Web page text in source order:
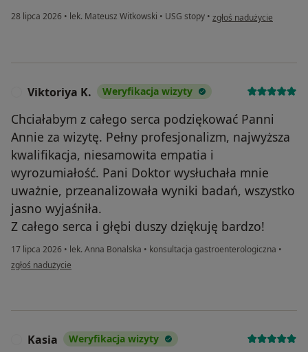
28 lipca 2026 • lek. Mateusz Witkowski • USG stopy • w opinii użytkownika
zgłoś nadużycie
Viktoriya K. Weryfikacja wizyty
Chciałabym z całego serca podziękować Panni
Annie za wizytę. Pełny profesjonalizm, najwyższa
kwalifikacja, niesamowita empatia i
wyrozumiałość. Pani Doktor wysłuchała mnie
uważnie, przeanalizowała wyniki badań, wszystko
jasno wyjaśniła.
Z całego serca i głębi duszy dziękuję bardzo!
17 lipca 2026 • lek. Anna Bonalska • konsultacja gastroenterologiczna •
w opinii użytkownika Viktoriya K.
zgłoś nadużycie
Kasia Weryfikacja wizyty